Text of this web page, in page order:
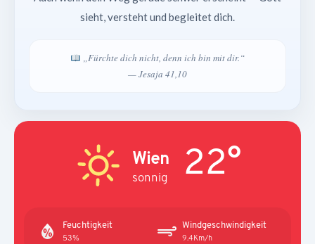
sieht, versteht und begleitet dich.
„Fürchte dich nicht, denn ich bin mit dir.“
— Jesaja 41,10
Wien
sonnig 22°
Feuchtigkeit
53%
Windgeschwindigkeit
9.4Km/h